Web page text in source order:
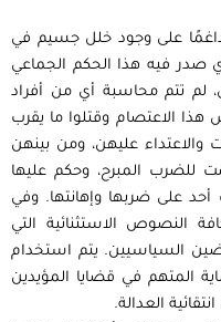
داغمًا على وجود خلل جسيم في
صدر فيه هذا الحكم الجماعي
لم تتم محاسبة أي من أفراد
الاعتصام وقتلوا ما يقرب
والاعتداء عليهن، ومن بينهن
للضرب المبرح، وحكم عليها
على ضربها وإهانتها. وفي
النصوص الاستثنائية التي
السياسيين. يتم استخدام
المتهم في قضايا المؤيدين
العدالة.